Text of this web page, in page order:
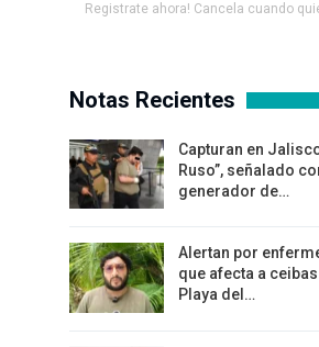
Registrate ahora! Cancela cuando
Notas Recientes
Capturan en Jalisco
Ruso”, señalado
generador de…
Alertan por
que afecta a ceibas
Playa del…